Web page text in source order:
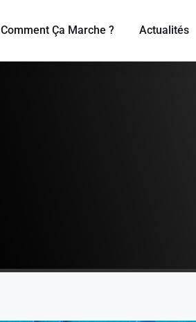
Comment Ça Marche ? Actualités